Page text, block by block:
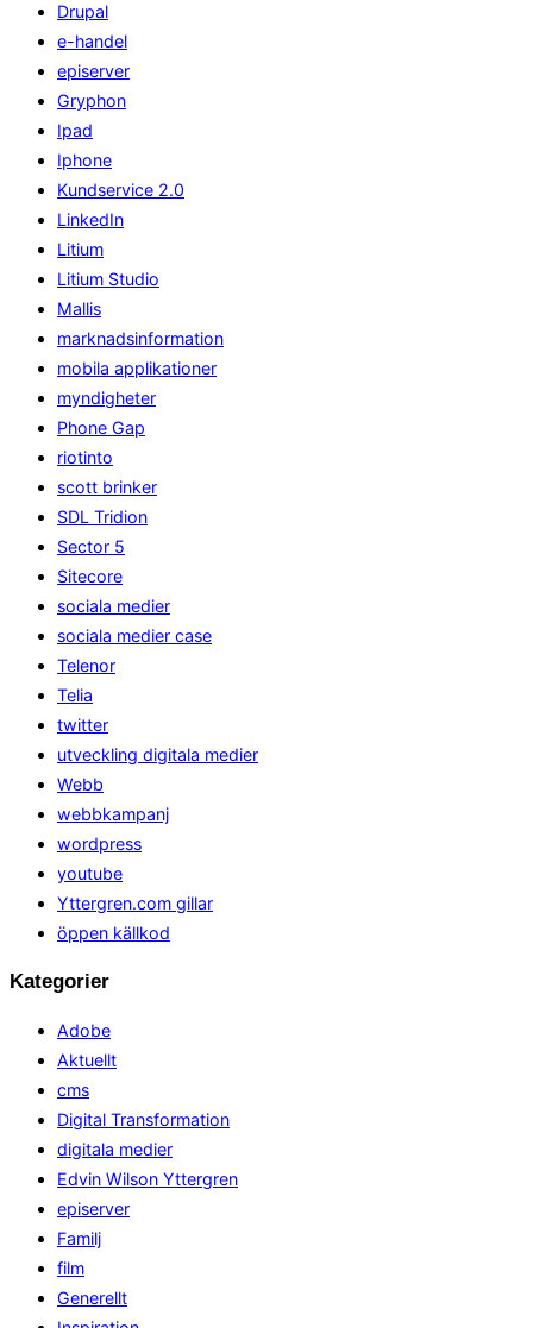
Drupal
e-handel
episerver
Gryphon
Ipad
Iphone
Kundservice 2.0
LinkedIn
Litium
Litium Studio
Mallis
marknadsinformation
mobila applikationer
myndigheter
Phone Gap
riotinto
scott brinker
SDL Tridion
Sector 5
Sitecore
sociala medier
sociala medier case
Telenor
Telia
twitter
utveckling digitala medier
Webb
webbkampanj
wordpress
youtube
Yttergren.com gillar
öppen källkod
Kategorier
Adobe
Aktuellt
cms
Digital Transformation
digitala medier
Edvin Wilson Yttergren
episerver
Familj
film
Generellt